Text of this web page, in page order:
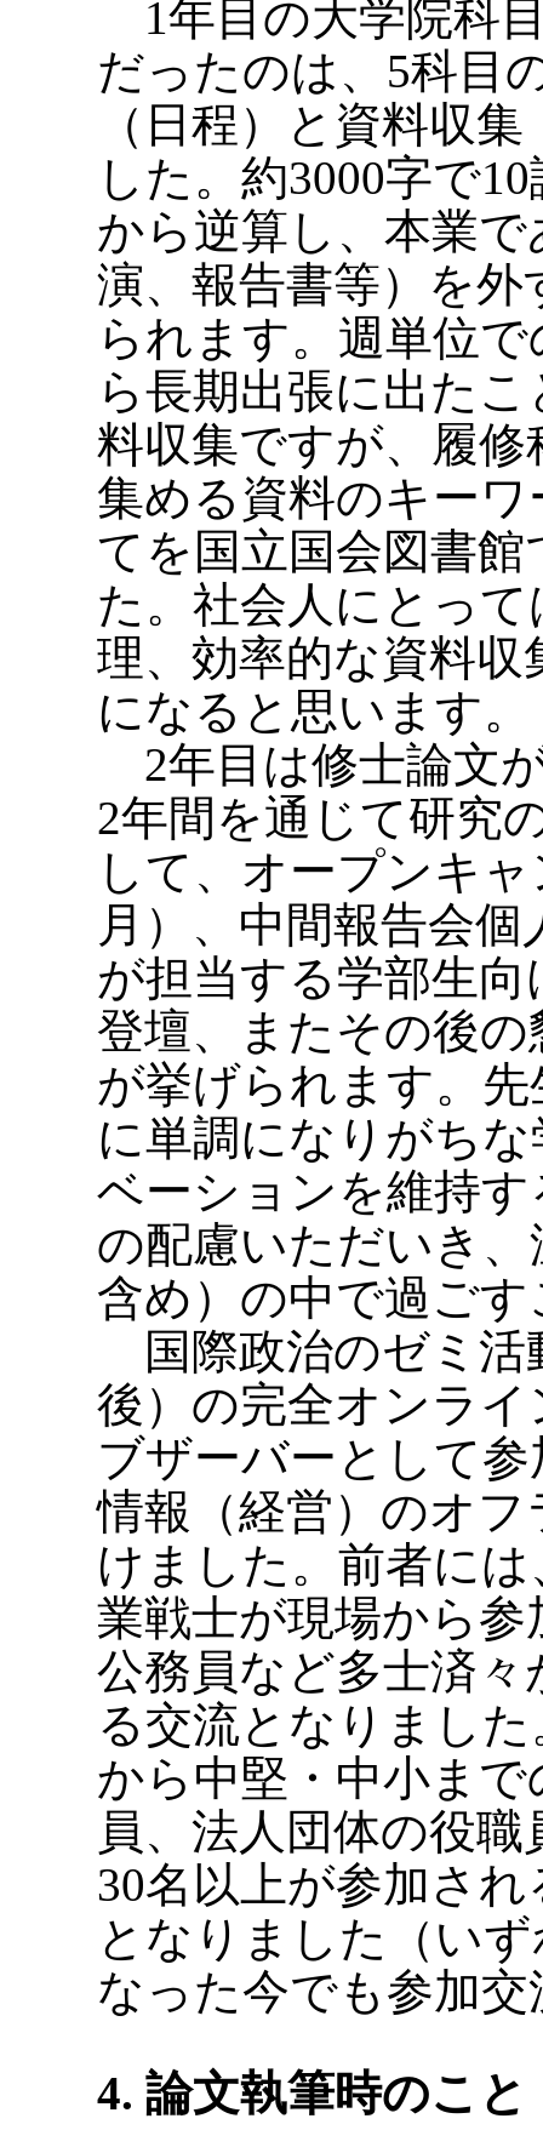
1年目の大学院科
だったのは、5科目
（日程）と資料収
した。約3000字で
から逆算し、本業
演、報告書等）を
られます。週単位
ら長期出張に出た
料収集ですが、履
集める資料のキー
てを国立国会図書
た。社会人にとっ
理、効率的な資料
になると思います。
2年目は修士論文
2年間を通じて研究
して、オープンキ
月）、中間報告会
が担当する学部生
登壇、またその後
が挙げられます。
に単調になりがち
ベーションを維持
の配慮いただいき
含め）の中で過ご
国際政治のゼミ活
後）の完全オンラ
ブザーバーとして
情報（経営）のオ
けました。前者に
業戦士が現場から
公務員など多士済
る交流となりまし
から中堅・中小ま
員、法人団体の役
30名以上が参加さ
となりました（い
なった今でも参加
4. 論文執筆時のこと